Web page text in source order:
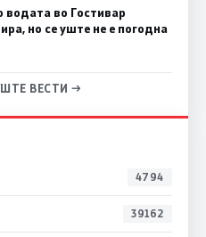
водата во Гостивар
но се уште не е погодна
ВЕСТИ →
4794
39162